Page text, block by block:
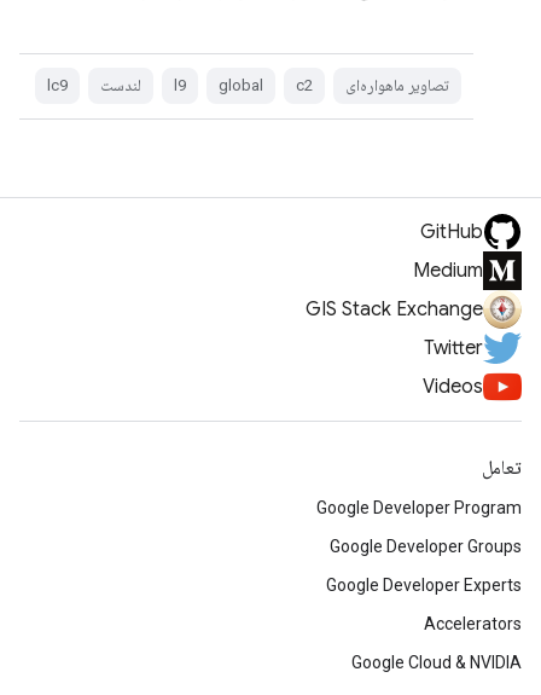
تصاویر ماهواره‌ای c2
global
l9 لندست lc9
GitHub
Medium
GIS Stack Exchange
Twitter
Videos
تعامل
Google Developer Program
Google Developer Groups
Google Developer Experts
Accelerators
Google Cloud & NVIDIA